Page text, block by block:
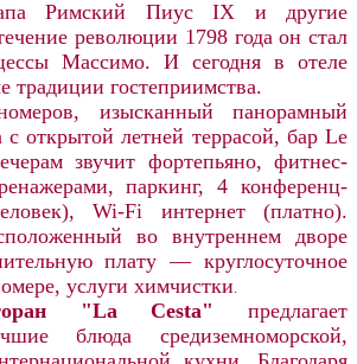
Римский Пиус IX и другие
революции 1798 года он стал
Массимо. И сегодня в отеле
традиции гостеприимства.
изысканный панорамный
с открытой летней террасой, бар Le
звучит фортепьяно, фитнес-
паркинг, 4 конференц-
Wi-Fi интернет (платно).
во внутреннем дворе
плату — круглосуточное
услуги химчистки
"La Cesta"
предлагает
блюда средиземноморской,